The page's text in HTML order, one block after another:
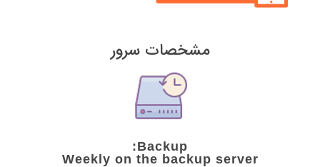
مشخصات سرور
Backup:
Weekly on the backup server